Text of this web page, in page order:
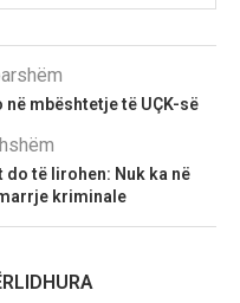
mbështetje të UÇK-së
të lirohen: Nuk ka në
kriminale